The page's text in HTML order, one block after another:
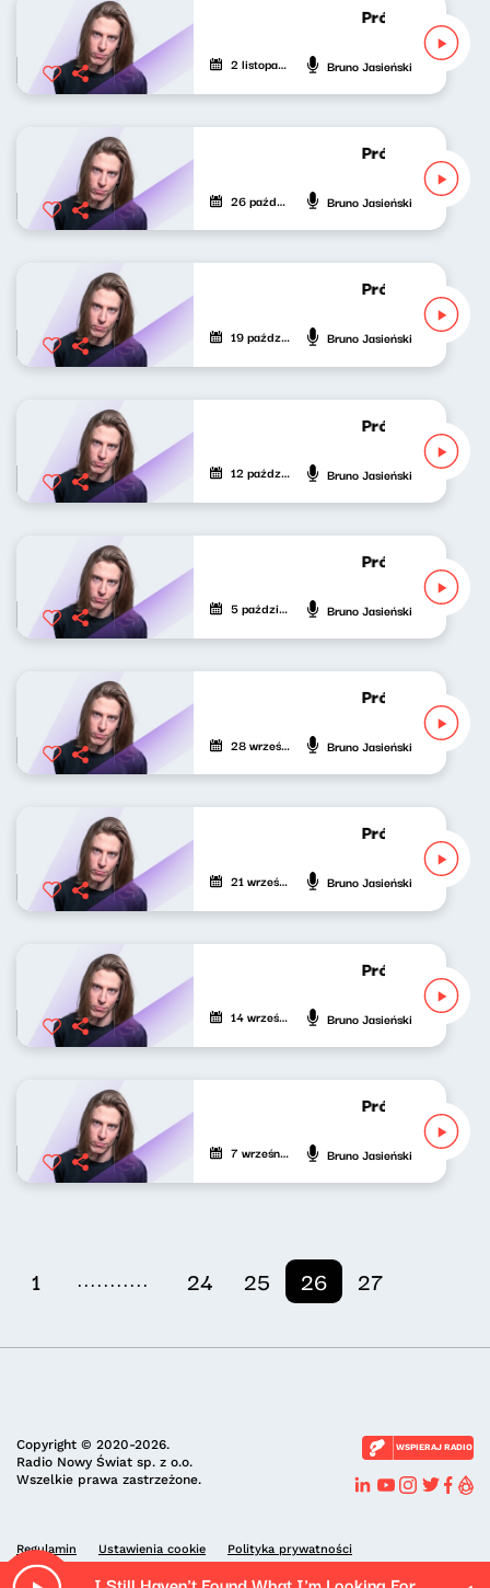
Próbny lot
2 listopada 2020 Bruno Jasieński
Próbny lot
26 października 2020 Bruno Jasieński
Próbny lot
19 października 2020 Bruno Jasieński
Próbny lot
12 października 2020 Bruno Jasieński
Próbny lot
5 października 2020 Bruno Jasieński
Próbny lot
28 września 2020 Bruno Jasieński
Próbny lot
21 września 2020 Bruno Jasieński
Próbny lot
14 września 2020 Bruno Jasieński
Próbny lot
7 września 2020 Bruno Jasieński
1 ........... 24 25 26 27
Copyright © 2020-2026.
Radio Nowy Świat sp. z o.o.
Wszelkie prawa zastrzeżone.
WSPIERAJ RADIO
Regulamin Ustawienia cookie Polityka prywatności